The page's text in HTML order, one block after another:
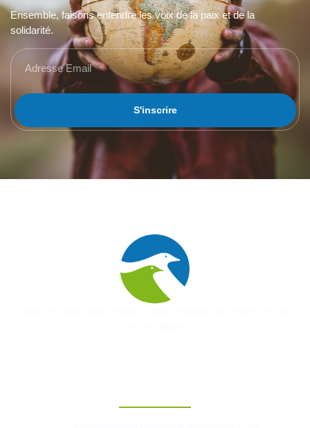
Ensemble, faisons entendre les voix de la paix et de la
solidarité.
S'inscrire